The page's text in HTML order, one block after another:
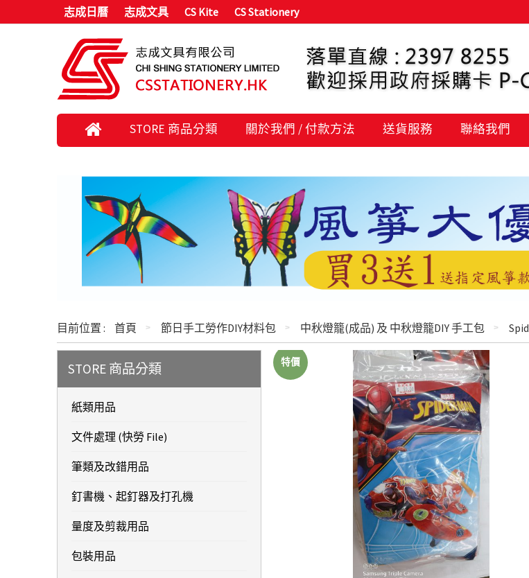
志成日曆 志成文具 CS Kite CS Stationery
STORE 商品分類 關於我們 / 付款方法 送貨服務 聯絡我們
目前位置 : 首頁 節日手工勞作DIY材料包 中秋燈籠(成品) 及 中秋燈籠DIY 手工包
特價
STORE 商品分類
紙類用品
文件處理 (快勞 File)
筆類及改錯用品
釘書機、起釘器及打孔機
量度及剪裁用品
包裝用品